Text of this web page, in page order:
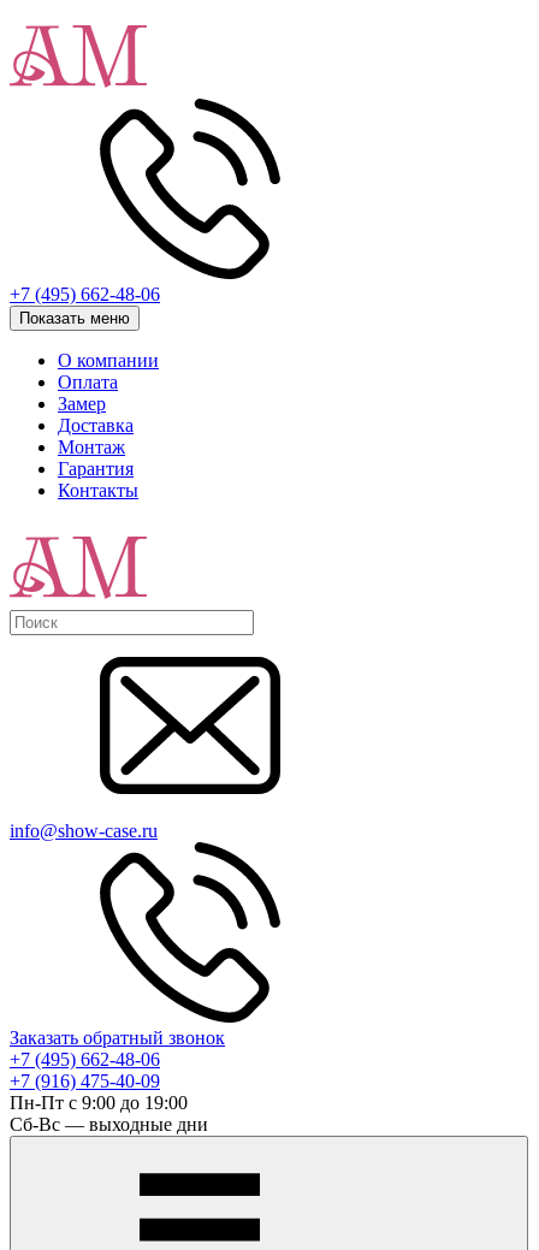
+7 (495) 662-48-06
Показать меню
О компании
Оплата
Замер
Доставка
Монтаж
Гарантия
Контакты
info@show-case.ru
Заказать обратный звонок
+7 (495) 662-48-06
+7 (916) 475-40-09
Пн-Пт с 9:00 до 19:00
Сб-Вс — выходные дни